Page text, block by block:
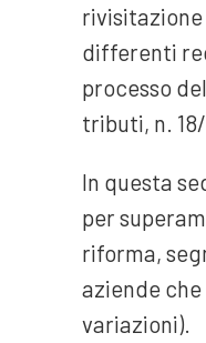
differenti
processo
tributi, n. 18/
In questa
per
riforma,
aziende
variazioni).